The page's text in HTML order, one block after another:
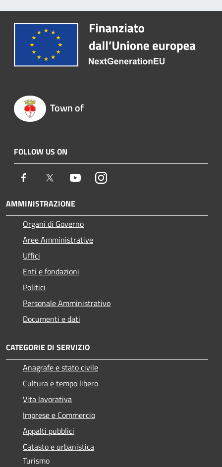
Town of
FOLLOW US ON
Facebook Twitter YoutubeInstagram
AMMINISTRAZIONE
Organi di Governo
Aree Amministrative
Uffici
Enti e fondazioni
Politici
Personale Amministrativo
Documenti e dati
CATEGORIE DI SERVIZIO
Anagrafe e stato civile
Cultura e tempo libero
Vita lavorativa
Imprese e Commercio
Appalti pubblici
Catasto e urbanistica
Turismo